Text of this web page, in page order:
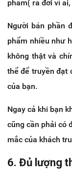
phẩm( ra đời vì
Người bán phần
phẩm nhiều như
không thật và
thể để truyền đạt
của bạn.
Ngay cả khi bạn
cũng cần phải có
mắc của khách
6. Đủ lượng